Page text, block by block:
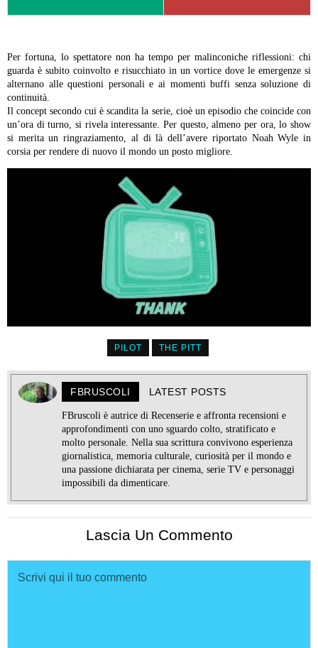
Per fortuna, lo spettatore non ha tempo per malinconiche riflessioni: chi
guarda è subito coinvolto e risucchiato in un vortice dove le emergenze si
alternano alle questioni personali e ai momenti buffi senza soluzione di
continuità.
Il concept secondo cui è scandita la serie, cioè un episodio che coincide con
un’ora di turno, si rivela interessante. Per questo, almeno per ora, lo show
si merita un ringraziamento, al di là dell’avere riportato Noah Wyle in
corsia per rendere di nuovo il mondo un posto migliore.
PILOT THE PITT
FBRUSCOLI LATEST POSTS
FBruscoli è autrice di Recenserie e affronta recensioni e
approfondimenti con uno sguardo colto, stratificato e
molto personale. Nella sua scrittura convivono esperienza
giornalistica, memoria culturale, curiosità per il mondo e
una passione dichiarata per cinema, serie TV e personaggi
impossibili da dimenticare.
Lascia Un Commento